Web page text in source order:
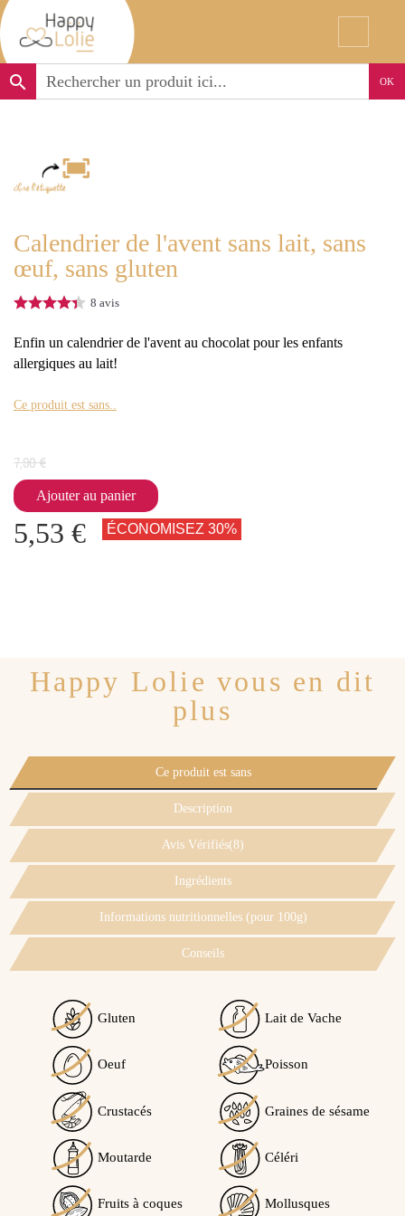
search OK
Calendrier de l'avent sans lait, sans
œuf, sans gluten
8 avis
Enfin un calendrier de l'avent au chocolat pour les enfants
allergiques au lait!
Ce produit est sans..
7,90 €
Ajouter au panier
5,53 € ÉCONOMISEZ 30%
Happy Lolie vous en dit
plus
Ce produit est sans
Description
Avis Vérifiés(8)
Ingrédients
Informations nutritionnelles (pour 100g)
Conseils
Voir l'attestation de confiance
Avis soumis à un contrôle
4.4/5
Gluten Lait de Vache
Oeuf Poisson
Crustacés Graines de sésame
Moutarde Céléri
Fruits à coques Mollusques